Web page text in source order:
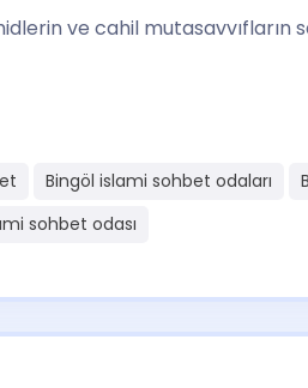
ve cahil mutasavvıfların
Bingöl islami sohbet odaları
sohbet odası